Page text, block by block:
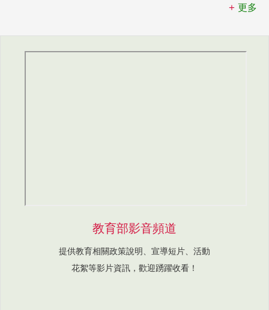
更多
教育部影音頻道
提供教育相關政策說明、宣導短片、活動
花絮等影片資訊，歡迎踴躍收看！